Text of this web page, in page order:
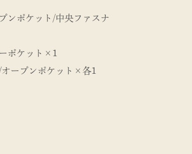
ポケット/中央ファスナ
ポケット×1
ープンポケット×各1